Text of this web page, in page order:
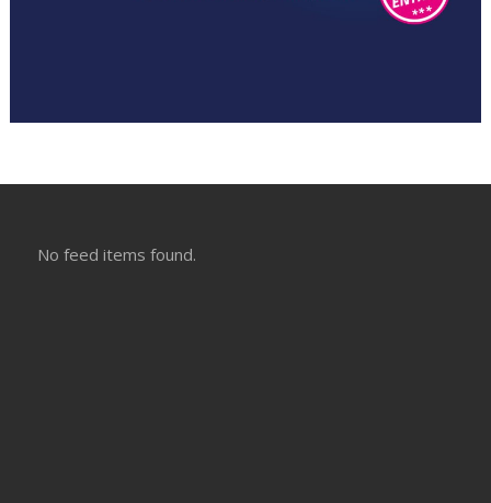
No feed items found.